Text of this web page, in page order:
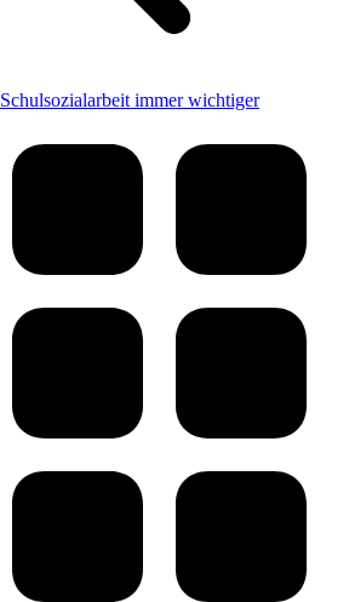
Schulsozialarbeit immer wichtiger